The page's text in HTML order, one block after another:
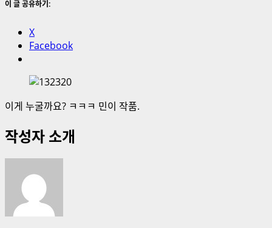
이 글 공유하기:
X
Facebook
이게 누굴까요? ㅋㅋㅋ 민이 작품.
작성자 소개